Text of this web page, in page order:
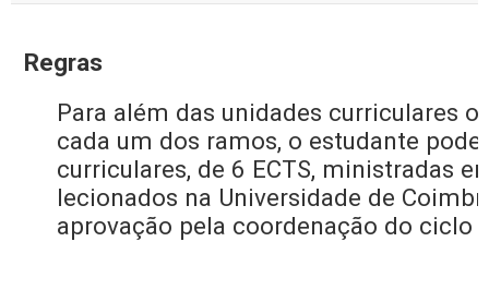
Regras
Para além das unidades curriculares
cada um dos ramos, o estudante
curriculares, de 6 ECTS, ministradas
lecionados na Universidade de
aprovação pela coordenação do ciclo